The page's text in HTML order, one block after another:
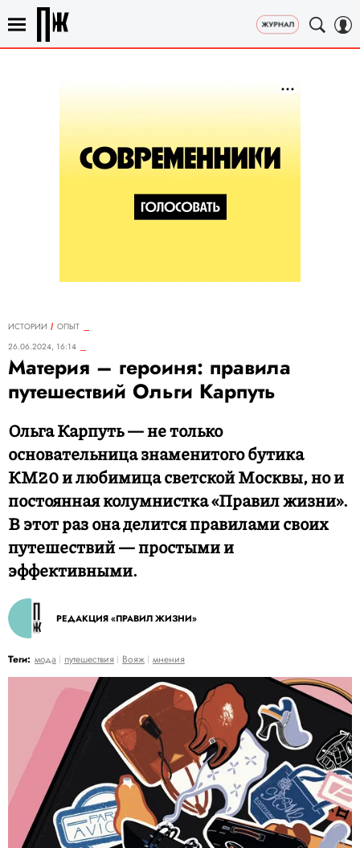
ИСТОРИИ
ОПЫТ
26.06.2024, 16:14
Материя – героиня: правила
путешествий Ольги Карпуть
Ольга Карпуть — не только
основательница знаменитого бутика
КМ20 и любимица светской Москвы, но и
постоянная колумнистка «Правил жизни».
В этот раз она делится правилами своих
путешествий — простыми и
эффективными.
РЕДАКЦИЯ «ПРАВИЛ ЖИЗНИ»
Теги: мода путешествия Вояж мнения